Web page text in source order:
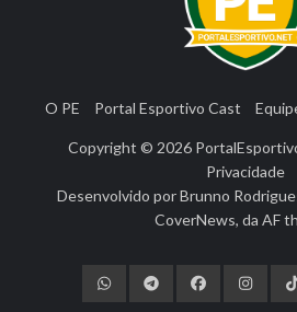
O PE Portal Esportivo Cast
Copyright © 2026
Privacidade
Desenvolvido porBrunno
CoverNews, da AF